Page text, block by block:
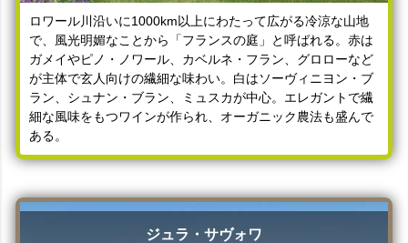
ロワール川沿いに1000km以上にわたって広がる冷涼な山地
で、風光明媚なことから「フランスの庭」と呼ばれる。赤は
ガメイやピノ・ノワール、カベルネ・フラン、グロローなど
が主体で玄人向けの繊細な味わい。白はソーヴィニヨン・ブ
ラン、シュナン・ブラン、ミュスカが中心。エレガントで繊
細な風味をもつワインが作られ、オーガニック農法も盛んで
ある。
ジュラ・サヴォワ